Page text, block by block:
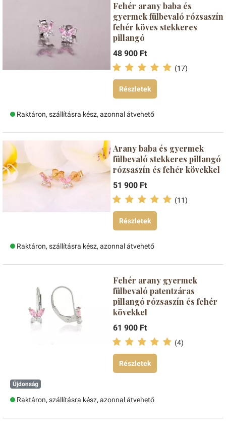
Fehér arany baba és
gyermek fülbevaló rózsaszín
fehér köves stekkeres
pillangó
48 900 Ft
(17)
Részletek
Raktáron, szállításra kész, azonnal átvehető
Arany baba és gyermek
fülbevaló stekkeres pillangó
rózsaszín és fehér kövekkel
51 900 Ft
(11)
Részletek
Raktáron, szállításra kész, azonnal átvehető
Fehér arany gyermek
fülbevaló patentzáras
pillangó rózsaszín és fehér
kövekkel
61 900 Ft
(4)
Részletek
Újdonság
Raktáron, szállításra kész, azonnal átvehető